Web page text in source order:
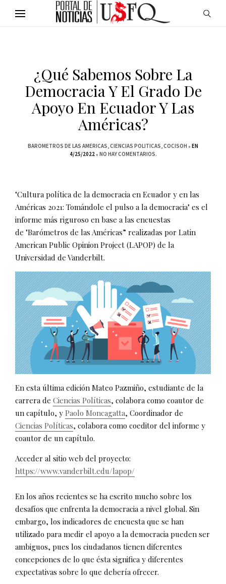
¿Qué Sabemos Sobre La
Democracia Y El Grado De
Apoyo En Ecuador Y Las
Américas?
BAROMETROS DE LAS AMERICAS CIENCIAS POLITICAS COCISOH
EN
4/25/2022
NO HAY COMENTARIOS.
"Cultura política de la democracia en Ecuador y en las
Américas 2021: Tomándole el pulso a la democracia" es el
informe más riguroso en base a las encuestas
de "Barómetros de las Américas” realizadas por Latin
American Public Opinion Project (LAPOP) de la
Universidad de Vanderbilt.
En esta última edición Mateo Pazmiño, estudiante de la
carrera de Ciencias Políticas, colabora como coautor de
un capítulo, y Paolo Moncagatta, Coordinador de
Ciencias Políticas, colabora como coeditor del informe y
coautor de un capítulo.
Acceder al sitio web del proyecto:
https://www.vanderbilt.edu/lapop/
En los años recientes se ha escrito mucho sobre los
desafíos que enfrenta la democracia a nivel global. Sin
embargo, los indicadores de encuesta que se han
utilizado para medir el apoyo a la democracia pueden ser
ambiguos, pues los ciudadanos tienen diferentes
concepciones de lo que ésta significa y diferentes
expectativas sobre lo que debería ofrecer.